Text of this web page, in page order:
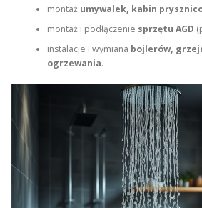
montaż umywalek, kabin
montaż i podłączenie sprzętu AGD
instalacje i wymiana bojlerów,
ogrzewania.